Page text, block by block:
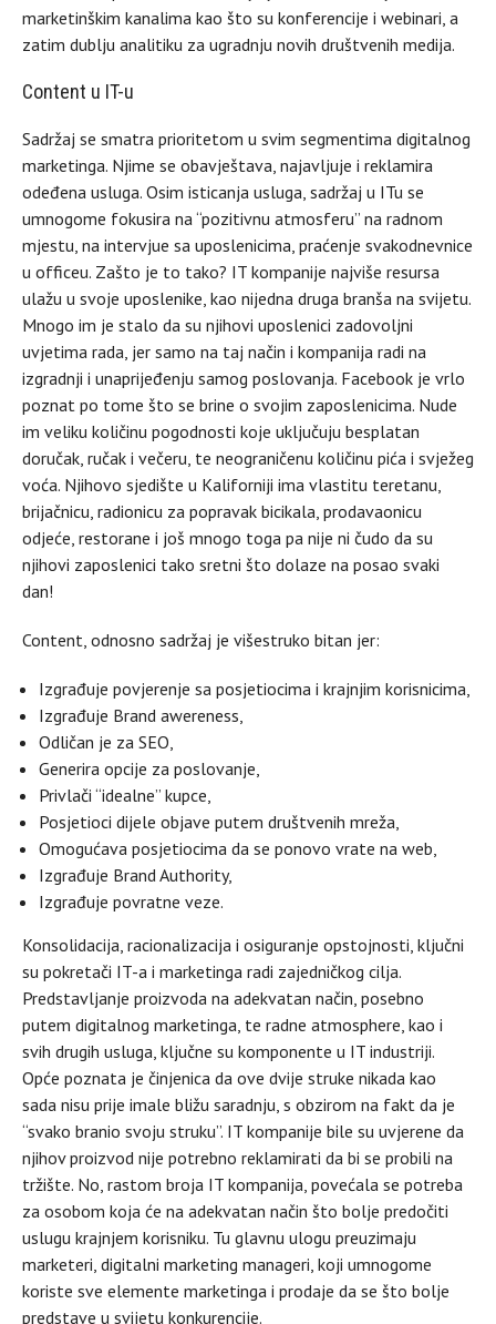
marketinškim kanalima kao što su konferencije i webinari, a
zatim dublju analitiku za ugradnju novih društvenih medija.
Content u IT-u
Sadržaj se smatra prioritetom u svim segmentima digitalnog
marketinga. Njime se obavještava, najavljuje i reklamira
odeđena usluga. Osim isticanja usluga, sadržaj u ITu se
umnogome fokusira na “pozitivnu atmosferu” na radnom
mjestu, na intervjue sa uposlenicima, praćenje svakodnevnice
u officeu. Zašto je to tako? IT kompanije najviše resursa
ulažu u svoje uposlenike, kao nijedna druga branša na svijetu.
Mnogo im je stalo da su njihovi uposlenici zadovoljni
uvjetima rada, jer samo na taj način i kompanija radi na
izgradnji i unaprijeđenju samog poslovanja. Facebook je vrlo
poznat po tome što se brine o svojim zaposlenicima. Nude
im veliku količinu pogodnosti koje uključuju besplatan
doručak, ručak i večeru, te neograničenu količinu pića i svježeg
voća. Njihovo sjedište u Kaliforniji ima vlastitu teretanu,
brijačnicu, radionicu za popravak bicikala, prodavaonicu
odjeće, restorane i još mnogo toga pa nije ni čudo da su
njihovi zaposlenici tako sretni što dolaze na posao svaki
dan!
Content, odnosno sadržaj je višestruko bitan jer:
Izgrađuje povjerenje sa posjetiocima i krajnjim korisnicima,
Izgrađuje Brand awereness,
Odličan je za SEO,
Generira opcije za poslovanje,
Privlači “idealne” kupce,
Posjetioci dijele objave putem društvenih mreža,
Omogućava posjetiocima da se ponovo vrate na web,
Izgrađuje Brand Authority,
Izgrađuje povratne veze.
Konsolidacija, racionalizacija i osiguranje opstojnosti, ključni
su pokretači IT-a i marketinga radi zajedničkog cilja.
Predstavljanje proizvoda na adekvatan način, posebno
putem digitalnog marketinga, te radne atmosphere, kao i
svih drugih usluga, ključne su komponente u IT industriji.
Opće poznata je činjenica da ove dvije struke nikada kao
sada nisu prije imale bližu saradnju, s obzirom na fakt da je
“svako branio svoju struku”. IT kompanije bile su uvjerene da
njihov proizvod nije potrebno reklamirati da bi se probili na
tržište. No, rastom broja IT kompanija, povećala se potreba
za osobom koja će na adekvatan način što bolje predočiti
uslugu krajnjem korisniku. Tu glavnu ulogu preuzimaju
marketeri, digitalni marketing manageri, koji umnogome
koriste sve elemente marketinga i prodaje da se što bolje
predstave u svijetu konkurencije.